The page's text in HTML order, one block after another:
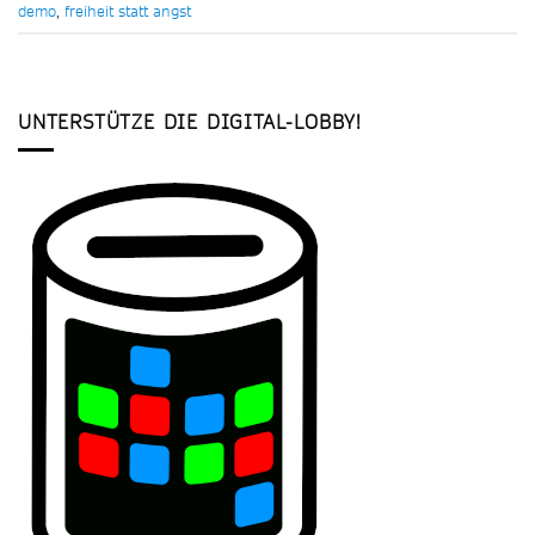
demo, freiheit statt angst
UNTERSTÜTZE DIE DIGITAL-LOBBY!